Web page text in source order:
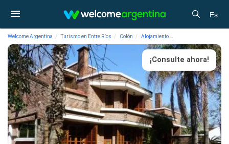
Es
Welcome Argentina Turismo en Entre Ríos Colón Alojamiento
¡Consulte ahora!